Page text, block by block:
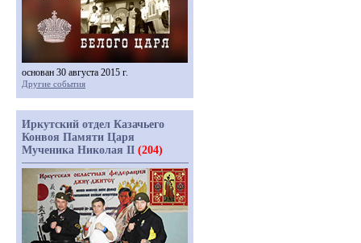
основан 30 августа 2015 г.
Другие события
Иркутский отдел Казачьего
Конвоя Памяти Царя
Мученика Николая II (204)